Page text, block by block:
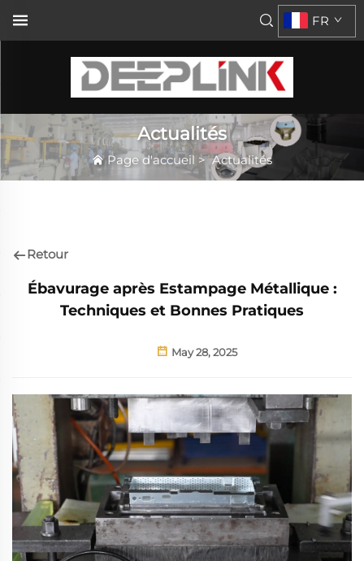
FR
Actualités
Page d'accueil >Actualités
Retour
Ébavurage après Estampage Métallique :
Techniques et Bonnes Pratiques
May 28, 2025